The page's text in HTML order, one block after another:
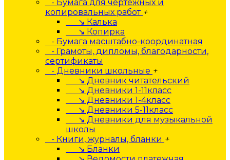
- Бумага для чертежных и
копировальных работ +
↘ Калька
↘ Копирка
- Бумага масштабно-координатная
- Грамоты, дипломы, благодарности,
сертификаты
- Дневники школьные +
↘ Дневник читательский
↘ Дневники 1-11класс
↘ Дневники 1-4класс
↘ Дневники 5-11класс
↘ Дневники для музыкальной
школы
- Книги, журналы, бланки +
↘ Бланки